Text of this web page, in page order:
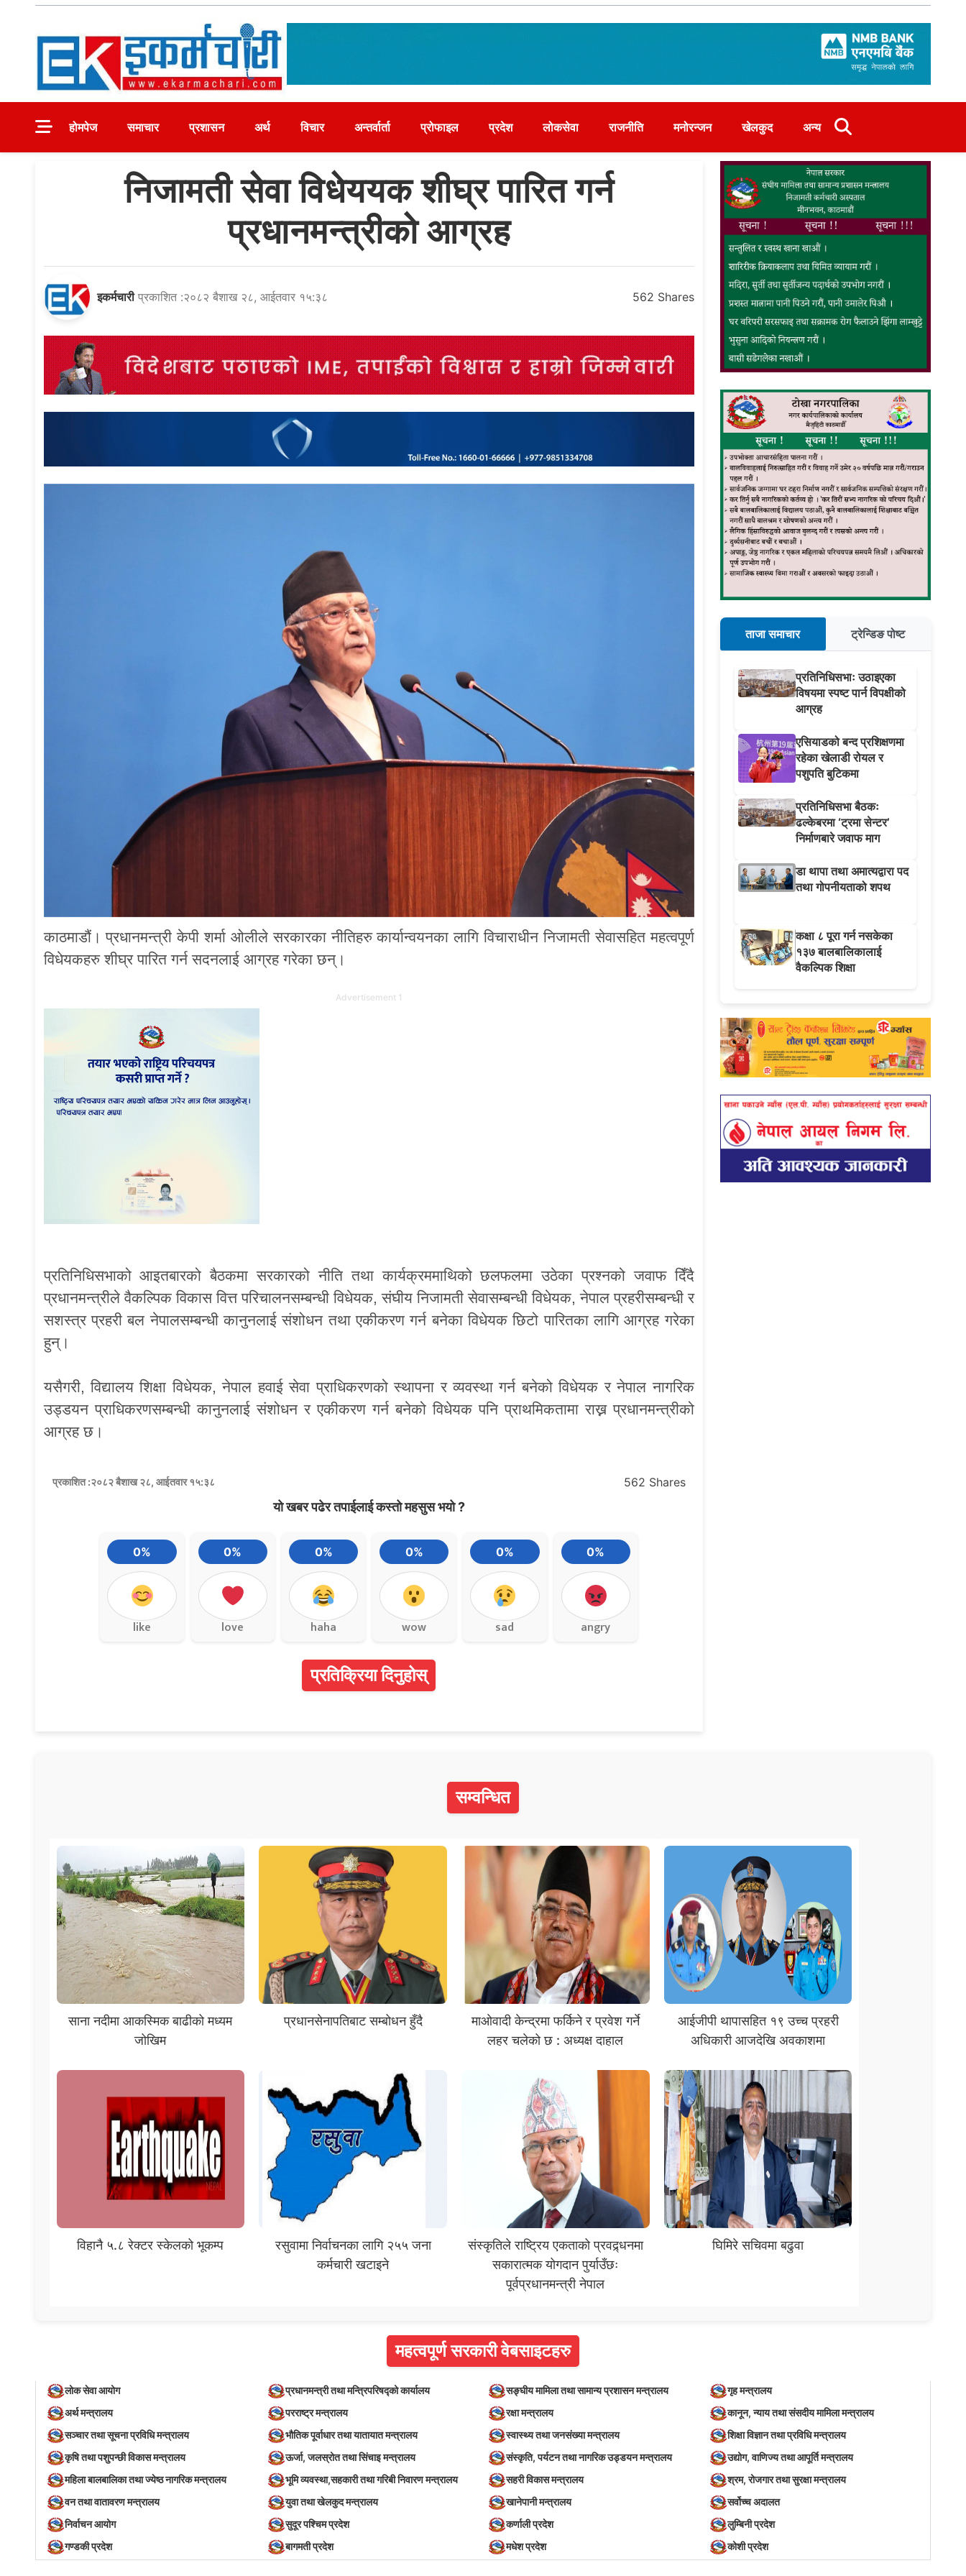
होमपेज
समाचार प्रशासन अर्थ विचार अन्तर्वार्ता प्रोफाइल प्रदेश लोकसेवा राजनीति मनोरन्जन खेलकुद अन्य
निजामती सेवा विधेययक शीघ्र पारित गर्न
प्रधानमन्त्रीको आग्रह
इकर्मचारी प्रकाशित :२०८२ बैशाख २८, आईतवार १५:३८ 562 Shares
काठमाडौं। प्रधानमन्त्री केपी शर्मा ओलीले सरकारका नीतिहरु कार्यान्वयनका लागि विचाराधीन निजामती सेवासहित महत्वपूर्ण
विधेयकहरु शीघ्र पारित गर्न सदनलाई आग्रह गरेका छन्।
Advertisement 1
प्रतिनिधिसभाको आइतबारको बैठकमा सरकारको नीति तथा कार्यक्रममाथिको छलफलमा उठेका प्रश्नको जवाफ दिँदै
प्रधानमन्त्रीले वैकल्पिक विकास वित्त परिचालनसम्बन्धी विधेयक, संघीय निजामती सेवासम्बन्धी विधेयक, नेपाल प्रहरीसम्बन्धी र
सशस्त्र प्रहरी बल नेपालसम्बन्धी कानुनलाई संशोधन तथा एकीकरण गर्न बनेका विधेयक छिटो पारितका लागि आग्रह गरेका
हुन्।
यसैगरी, विद्यालय शिक्षा विधेयक, नेपाल हवाई सेवा प्राधिकरणको स्थापना र व्यवस्था गर्न बनेको विधेयक र नेपाल नागरिक
उड्डयन प्राधिकरणसम्बन्धी कानुनलाई संशोधन र एकीकरण गर्न बनेको विधेयक पनि प्राथमिकतामा राख्न प्रधानमन्त्रीको
आग्रह छ।
प्रकाशित :२०८२ बैशाख २८, आईतवार १५:३८ 562 Shares
यो खबर पढेर तपाईलाई कस्तो महसुस भयो ?
0%
like
0%
love
0%
haha
0%
wow
0%
sad
0%
angry
प्रतिक्रिया दिनुहोस्
ताजा समाचार ट्रेन्डिङ पोष्ट
प्रतिनिधिसभाः उठाइएका
विषयमा स्पष्ट पार्न विपक्षीको
आग्रह
एसियाडको बन्द प्रशिक्षणमा
रहेका खेलाडी रोयल र
पशुपति बुटिकमा
प्रतिनिधिसभा बैठकः
ढल्केबरमा ‘ट्रमा सेन्टर’
निर्माणबारे जवाफ माग
डा थापा तथा अमात्यद्वारा पद
तथा गोपनीयताको शपथ
कक्षा ८ पूरा गर्न नसकेका
१३७ बालबालिकालाई
वैकल्पिक शिक्षा
सम्वन्धित
साना नदीमा आकस्मिक बाढीको मध्यम
जोखिम
प्रधानसेनापतिबाट सम्बोधन हुँदै
माओवादी केन्द्रमा फर्किने र प्रवेश गर्ने
लहर चलेको छ : अध्यक्ष दाहाल
आईजीपी थापासहित १९ उच्च प्रहरी
अधिकारी आजदेखि अवकाशमा
विहानै ५‍.८ रेक्टर स्केलको भूकम्प
रसुवामा निर्वाचनका लागि २५५ जना
कर्मचारी खटाइने
संस्कृतिले राष्ट्रिय एकताको प्रवद्र्धनमा
सकारात्मक योगदान पुर्याउँछः
पूर्वप्रधानमन्त्री नेपाल
घिमिरे सचिवमा बढुवा
महत्वपूर्ण सरकारी वेबसाइटहरु
लोक सेवा आयोग प्रधानमन्त्री तथा मन्त्रिपरिषद्को कार्यालय सङ्घीय मामिला तथा सामान्य प्रशासन मन्त्रालय
गृह मन्त्रालय
अर्थ मन्त्रालय
परराष्ट्र मन्त्रालय रक्षा मन्त्रालय
कानून, न्याय तथा संसदीय मामिला मन्त्रालय
सञ्‍चार तथा सूचना प्रविधि मन्त्रालय
भौतिक पूर्वाधार तथा यातायात मन्त्रालय स्वास्थ्य तथा जनसंख्या मन्त्रालय
शिक्षा विज्ञान तथा प्रविधि मन्त्रालय
कृषि तथा पशुपन्छी विकास मन्त्रालय
ऊर्जा, जलस्रोत तथा सिंचाइ मन्त्रालय संस्कृति, पर्यटन तथा नागरिक उड्डयन मन्त्रालय
उद्योग, वाणिज्य तथा आपूर्ति मन्त्रालय
महिला बालबालिका तथा ज्येष्ठ नागरिक मन्त्रालय
भूमि व्यवस्था,सहकारी तथा गरिबी निवारण मन्त्रालय सहरी विकास मन्त्रालय
श्रम, रोजगार तथा सुरक्षा मन्त्रालय
वन तथा वातावरण मन्त्रालय
युवा तथा खेलकुद मन्त्रालय खानेपानी मन्त्रालय
सर्वोच्च अदालत
निर्वाचन आयोग
सुदूर पश्चिम प्रदेश कर्णाली प्रदेश
लुम्बिनी प्रदेश
गण्डकी प्रदेश
बागमती प्रदेश मधेश प्रदेश कोशी प्रदेश